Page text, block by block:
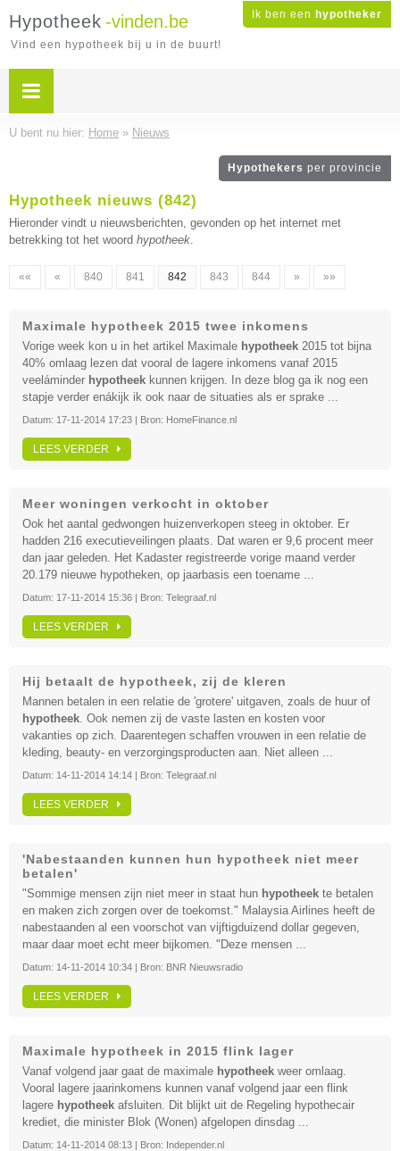
Ik ben een hypotheker
Hypotheek -vinden.be
Vind een hypotheek bij u in de buurt!
U bent nu hier: Home » Nieuws
Hypothekers per provincie
Hypotheek nieuws (842)
Hieronder vindt u nieuwsberichten, gevonden op het internet met
betrekking tot het woord hypotheek.
«« « 840 841 842 843 844 » »»
Maximale hypotheek 2015 twee inkomens
Vorige week kon u in het artikel Maximale hypotheek 2015 tot bijna
40% omlaag lezen dat vooral de lagere inkomens vanaf 2015
veeláminder hypotheek kunnen krijgen. In deze blog ga ik nog een
stapje verder enákijk ik ook naar de situaties als er sprake ...
Datum: 17-11-2014 17:23 | Bron: HomeFinance.nl
LEES VERDER
Meer woningen verkocht in oktober
Ook het aantal gedwongen huizenverkopen steeg in oktober. Er
hadden 216 executieveilingen plaats. Dat waren er 9,6 procent meer
dan jaar geleden. Het Kadaster registreerde vorige maand verder
20.179 nieuwe hypotheken, op jaarbasis een toename ...
Datum: 17-11-2014 15:36 | Bron: Telegraaf.nl
LEES VERDER
Hij betaalt de hypotheek, zij de kleren
Mannen betalen in een relatie de 'grotere' uitgaven, zoals de huur of
hypotheek. Ook nemen zij de vaste lasten en kosten voor
vakanties op zich. Daarentegen schaffen vrouwen in een relatie de
kleding, beauty- en verzorgingsproducten aan. Niet alleen ...
Datum: 14-11-2014 14:14 | Bron: Telegraaf.nl
LEES VERDER
'Nabestaanden kunnen hun hypotheek niet meer
betalen'
"Sommige mensen zijn niet meer in staat hun hypotheek te betalen
en maken zich zorgen over de toekomst." Malaysia Airlines heeft de
nabestaanden al een voorschot van vijftigduizend dollar gegeven,
maar daar moet echt meer bijkomen. "Deze mensen ...
Datum: 14-11-2014 10:34 | Bron: BNR Nieuwsradio
LEES VERDER
Maximale hypotheek in 2015 flink lager
Vanaf volgend jaar gaat de maximale hypotheek weer omlaag.
Vooral lagere jaarinkomens kunnen vanaf volgend jaar een flink
lagere hypotheek afsluiten. Dit blijkt uit de Regeling hypothecair
krediet, die minister Blok (Wonen) afgelopen dinsdag ...
Datum: 14-11-2014 08:13 | Bron: Independer.nl